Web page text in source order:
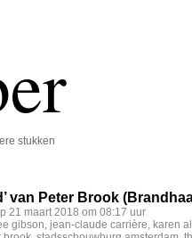
stukken
van Peter Brook
21 maart 2018 om 08:17 uur
gibson, jean-claude carrière, karen